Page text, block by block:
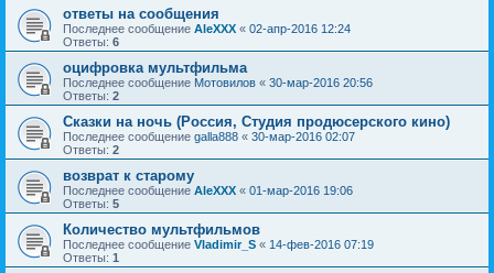
ответы на сообщения
Последнее сообщение AleXXX « 02-апр-2016 12:24
Ответы: 6
оцифровка мультфильма
Последнее сообщение Мотовилов « 30-мар-2016 20:56
Ответы: 2
Сказки на ночь (Россия, Студия продюсерского кино)
Последнее сообщение galla888 « 30-мар-2016 02:07
Ответы: 2
возврат к старому
Последнее сообщение AleXXX « 01-мар-2016 19:06
Ответы: 5
Количество мультфильмов
Последнее сообщение Vladimir_S « 14-фев-2016 07:19
Ответы: 1